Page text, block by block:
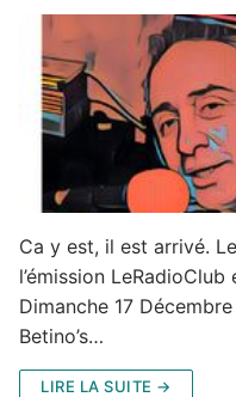
Ca y est, il est arrivé.
l’émission
Dimanche 17
Betino’s…
LIRE LA SUITE →